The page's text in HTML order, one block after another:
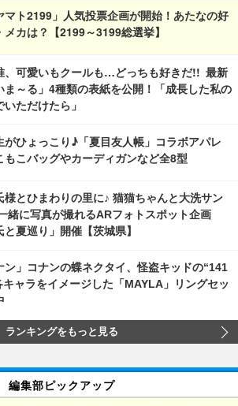
マト2199」人気投票企画が開始！あたなの好
メカは？【2199～3199総選挙】
、可愛いもクールも…どっちも好きだ!! 最新
ま～る」4種類の表紙を公開！「成長した私の
ただけたら」
がひょっこり♪「夏目友人帳」コラボアパレ
もこバッグやカーディガンなど全8型
様とひまわりの里に♪ 猫猫ちゃんと大洗サン
緒に写真が撮れるARフォトスポット企画
と夏巡り」開催【茨城県】
ン」コナンの蝶ネクタイ、怪盗キッドの“141
キャラをイメージした「MAYLA」リングセッ
ランキングをもっと見る
編集部ピックアップ